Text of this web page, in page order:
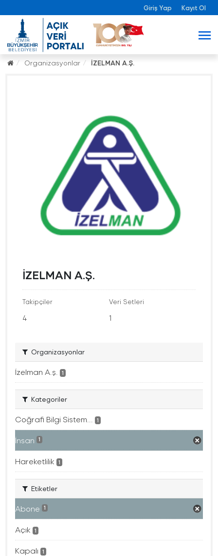
Giriş Yap Kayıt Ol
Organizasyonlar İZELMAN A.Ş.
İZELMAN A.Ş.
Takipçiler
4
Veri Setleri
1
Organizasyonlar
İzelman A.ş. 1
Kategoriler
Coğrafi Bilgi Sistem... 1
İnsan 1
Hareketlilik 1
Etiketler
Abone 1
Açık 1
Kapalı 1